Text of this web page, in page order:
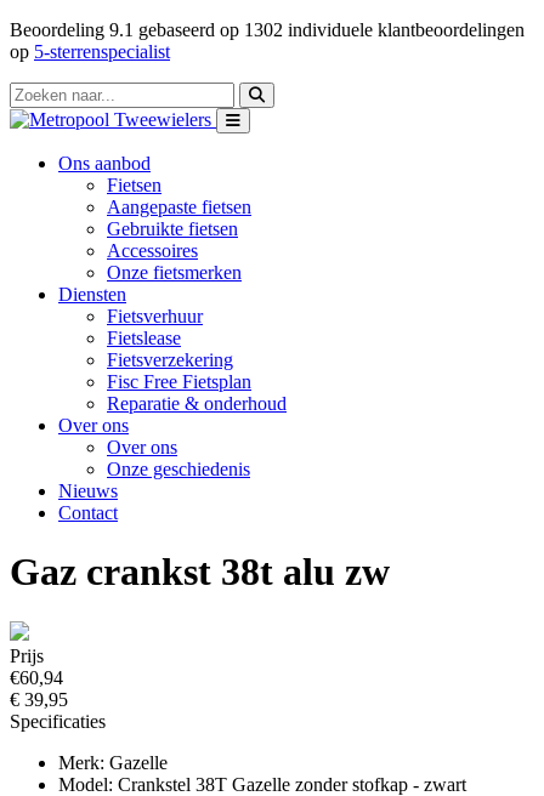
Beoordeling 9.1 gebaseerd op 1302 individuele klantbeoordelingen
op 5-sterrenspecialist
Ons aanbod
Fietsen
Aangepaste fietsen
Gebruikte fietsen
Accessoires
Onze fietsmerken
Diensten
Fietsverhuur
Fietslease
Fietsverzekering
Fisc Free Fietsplan
Reparatie & onderhoud
Over ons
Over ons
Onze geschiedenis
Nieuws
Contact
Gaz crankst 38t alu zw
Prijs
€60,94
€ 39,95
Specificaties
Merk: Gazelle
Model: Crankstel 38T Gazelle zonder stofkap - zwart